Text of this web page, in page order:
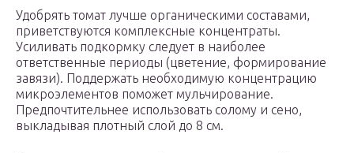
Удобрять томат лучше органическими составами,
приветствуются комплексные концентраты.
Усиливать подкормку следует в наиболее
ответственные периоды (цветение, формирование
завязи). Поддержать необходимую концентрацию
микроэлементов поможет мульчирование.
Предпочтительнее использовать солому и сено,
выкладывая плотный слой до 8 см.